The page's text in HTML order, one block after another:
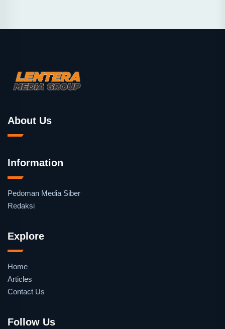
About Us
Information
Pedoman Media Siber
Redaksi
Explore
Home
Articles
Contact Us
Follow Us